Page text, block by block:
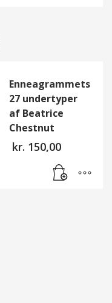
Enneagrammets
27 undertyper
af Beatrice
Chestnut
kr. 150,00